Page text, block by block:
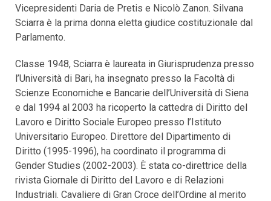
Vicepresidenti Daria de Pretis e Nicolò Zanon. Silvana
Sciarra è la prima donna eletta giudice costituzionale dal
Parlamento.
Classe 1948, Sciarra è laureata in Giurisprudenza presso
l’Università di Bari, ha insegnato presso la Facoltà di
Scienze Economiche e Bancarie dell’Università di Siena
e dal 1994 al 2003 ha ricoperto la cattedra di Diritto del
Lavoro e Diritto Sociale Europeo presso l’Istituto
Universitario Europeo. Direttore del Dipartimento di
Diritto (1995-1996), ha coordinato il programma di
Gender Studies (2002-2003). È stata co-direttrice della
rivista Giornale di Diritto del Lavoro e di Relazioni
Industriali. Cavaliere di Gran Croce dell’Ordine al merito